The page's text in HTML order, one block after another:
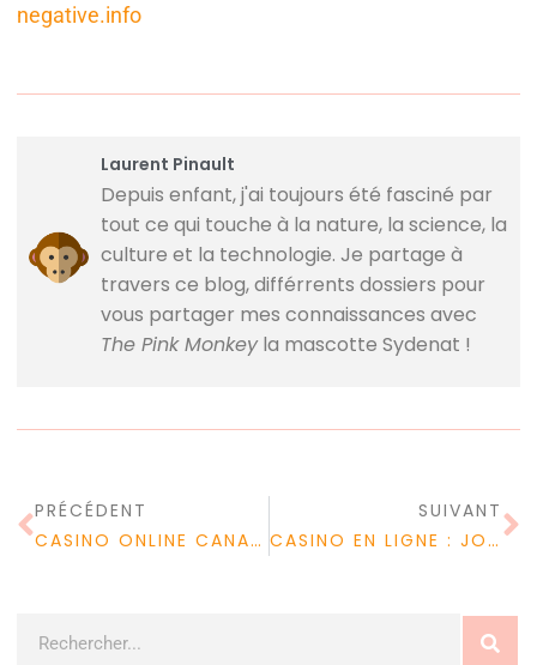
negative.info
Laurent Pinault
Depuis enfant, j'ai toujours été fasciné par
tout ce qui touche à la nature, la science, la
culture et la technologie. Je partage à
travers ce blog, différrents dossiers pour
vous partager mes connaissances avec
The Pink Monkeyla mascotte Sydenat !
PRÉCÉDENT
CASINO ONLINE CANADA : OBTENIR LES MEILLEURS BONUS DE BLACKJACK
SUIVANT
CASINO EN LIGNE : JOUER SANS TÉLÉCHARGER NI INSTALLER